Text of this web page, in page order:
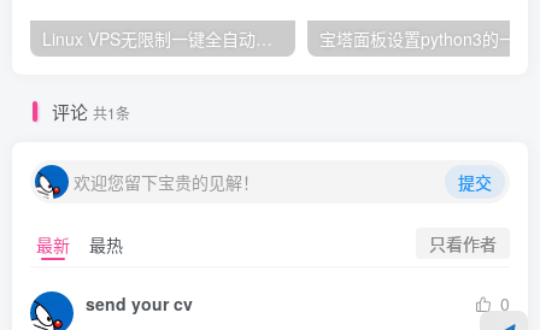
Linux VPS无限制一键全自动DD安装Windows脚本
评论 共1条
欢迎您留下宝贵的见解！ 提交
最新 最热 只看作者
send your cv
0